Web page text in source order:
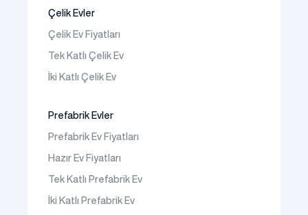
Çelik Evler
Çelik Ev Fiyatları
Tek Katlı Çelik Ev
İki Katlı Çelik Ev
Prefabrik Evler
Prefabrik Ev Fiyatları
Hazır Ev Fiyatları
Tek Katlı Prefabrik Ev
İki Katlı Prefabrik Ev